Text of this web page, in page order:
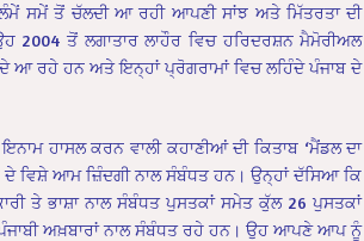
ਸਮੇਂ ਤੋਂ ਚੱਲਦੀ ਆ ਰਹੀ ਆਪਣੀ ਸਾਂਝ ਅਤੇ ਮਿੱਤਰਤਾ ਦੀ
2004 ਤੋਂ ਲਗਾਤਾਰ ਲਾਹੌਰ ਵਿਚ ਹਰਿਦਰਸ਼ਨ ਮੈਮੋਰੀਅਲ
ਆ ਰਹੇ ਹਨ ਅਤੇ ਇਨ੍ਹਾਂ ਪ੍ਰੋਗਰਾਮਾਂ ਵਿਚ ਲਹਿੰਦੇ ਪੰਜਾਬ ਦੇ
ਹਾਸਲ ਕਰਨ ਵਾਲੀ ਕਹਾਣੀਆਂ ਦੀ ਕਿਤਾਬ ‘ਮੈਂਡਲ ਦਾ
ਦੇ ਵਿਸ਼ੇ ਆਮ ਜ਼ਿੰਦਗੀ ਨਾਲ ਸੰਬੰਧਤ ਹਨ। ਉਨ੍ਹਾਂ ਦੱਸਿਆ ਕਿ
ਤੇ ਭਾਸ਼ਾ ਨਾਲ ਸੰਬੰਧਤ ਪੁਸਤਕਾਂ ਸਮੇਤ ਕੁੱਲ 26 ਪੁਸਤਕਾਂ
ਅਖ਼ਬਾਰਾਂ ਨਾਲ ਸੰਬੰਧਤ ਰਹੇ ਹਨ। ਉਹ ਆਪਣੇ ਆਪ ਨੂੰ